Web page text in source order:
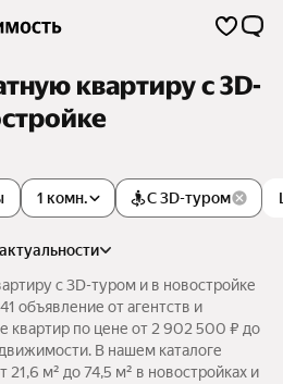
квартиру c 3D-
1 комн. С 3D-туром
актуальности
c 3D-туром и в новостройке
объявление от агентств и
квартир по цене от 2 902 500 ₽ до
В нашем каталоге
м² до 74,5 м² в новостройках и